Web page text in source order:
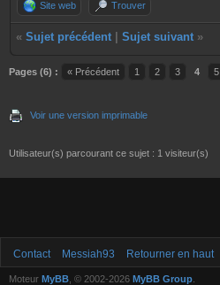
Site web Trouver
« Sujet précédent Sujet suivant »
Pages (6) : « Précédent 1 2 3 4 5
Voir une version imprimable
Utilisateur(s) parcourant ce sujet : 1 visiteur(s)
Contact Messiah93 Retourner en haut
Moteur MyBB , © 2002-2026 MyBB Group